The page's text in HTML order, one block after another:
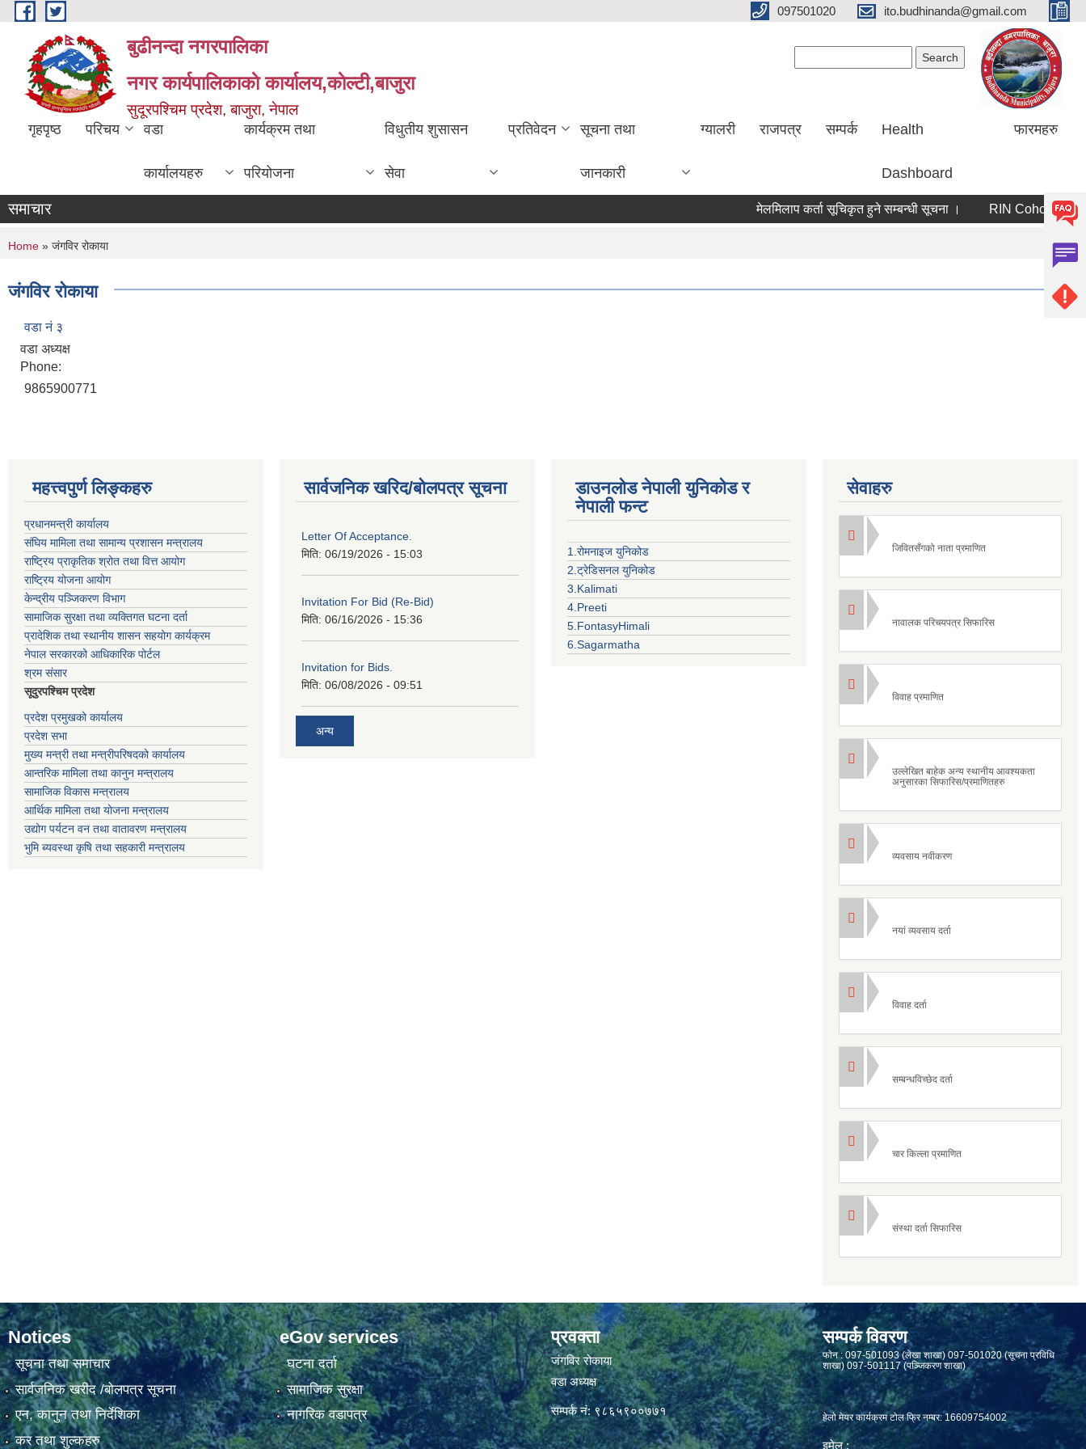
Skip to main content 097501020 ito.budhinanda@gmail.com
बुढीनन्दा नगरपालिका
नगर कार्यपालिकाकाे कार्यालय,काेल्टी,बाजुरा
सुदूरपश्चिम प्रदेश, बाजुरा, नेपाल
गृहपृष्ठ परिचय वडा
कार्यालयहरु
कार्यक्रम तथा
परियोजना
विधुतीय शुसासन
सेवा
प्रतिवेदन सूचना तथा
जानकारी
ग्यालरी राजपत्र सम्पर्क Health
Dashboard
फारमहरु
समाचार मेलमिलाप कर्ता सूचिकृत हुने सम्बन्धी सूचना । RIN Cohor III
You are here
Home » जंगविर रोकाया
जंगविर रोकाया
वडा नं ३
वडा अध्यक्ष
Phone:
9865900771
महत्त्वपुर्ण लिङ्कहरु
प्रधानमन्त्री कार्यालय
संघिय मामिला तथा सामान्य प्रशासन मन्त्रालय
राष्ट्रिय प्राकृतिक श्रोत तथा वित्त आयोग
राष्ट्रिय योजना आयोग
केन्द्रीय पञ्जिकरण विभाग
सामाजिक सुरक्षा तथा व्यक्तिगत घटना दर्ता
प्रादेशिक तथा स्थानीय शासन सहयोग कार्यक्रम
नेपाल सरकारको आधिकारिक पोर्टल
श्रम संसार
सूदुरपश्चिम प्रदेश
प्रदेश प्रमुखको कार्यालय
प्रदेश सभा
मुख्य मन्त्री तथा मन्त्रीपरिषदको कार्यालय
आन्तरिक मामिला तथा कानुन मन्त्रालय
सामाजिक विकास मन्त्रालय
आर्थिक मामिला तथा योजना मन्त्रालय
उद्योग पर्यटन वन तथा वातावरण मन्त्रालय
भुमि ब्यवस्था कृषि तथा सहकारी मन्त्रालय
सार्वजनिक खरिद/बोलपत्र सूचना
Letter Of Acceptance.
मिति: 06/19/2026 - 15:03
Invitation For Bid (Re-Bid)
मिति: 06/16/2026 - 15:36
Invitation for Bids.
मिति: 06/08/2026 - 09:51
अन्य
डाउनलोड नेपाली युनिकोड र
नेपाली फन्ट
1.रोमनाइज युनिकोड
2.ट्रेडिसनल युनिकोड
3.Kalimati
4.Preeti
5.FontasyHimali
6.Sagarmatha
सेवाहरु
जिवितसँगको नाता प्रमाणित
नावालक परिचयपत्र सिफारिस
विवाह प्रमाणित
उल्लेखित बाहेक अन्य स्थानीय आवश्यकता
अनुसारका सिफारिस/प्रमाणितहरु
व्यवसाय नवीकरण
नयां व्यवसाय दर्ता
विवाह दर्ता
सम्बन्धविच्छेद दर्ता
चार किल्ला प्रमाणित
संस्था दर्ता सिफारिस
Notices
सूचना तथा समाचार
सार्वजनिक खरीद /बोलपत्र सूचना
एन, कानुन तथा निर्देशिका
कर तथा शुल्कहरु
eGov services
घटना दर्ता
सामाजिक सुरक्षा
नागरिक वडापत्र
प्रवक्ता
जंगविर रोकाया
वडा अध्यक्ष
सम्पर्क नं: ९८६५९००७७१
सम्पर्क विवरण
फाेन : 097-501093 (लेखा शाखा) 097-501020 (सूचना प्रविधि
शाखा) 097-501117 (पञ्जिकरण शाखा)
हेलो मेयर कार्यक्रम टोल फ्रि नम्बर: 16609754002
इमेल :